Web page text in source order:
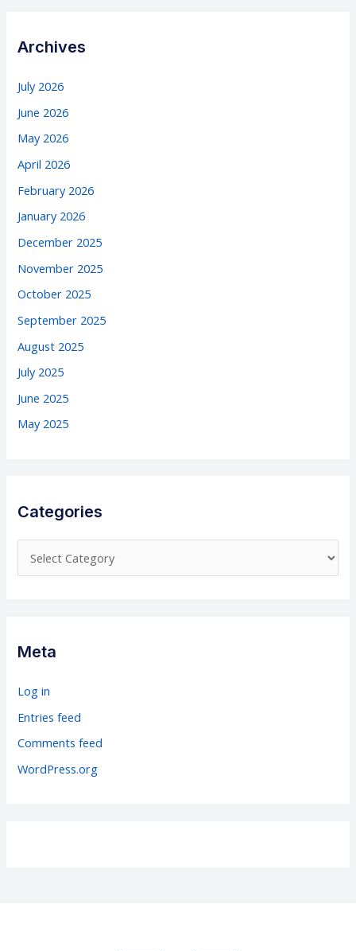
Archives
July 2026
June 2026
May 2026
April 2026
February 2026
January 2026
December 2025
November 2025
October 2025
September 2025
August 2025
July 2025
June 2025
May 2025
Categories
a
r
i
Meta
Log in
Entries feed
Comments feed
WordPress.org